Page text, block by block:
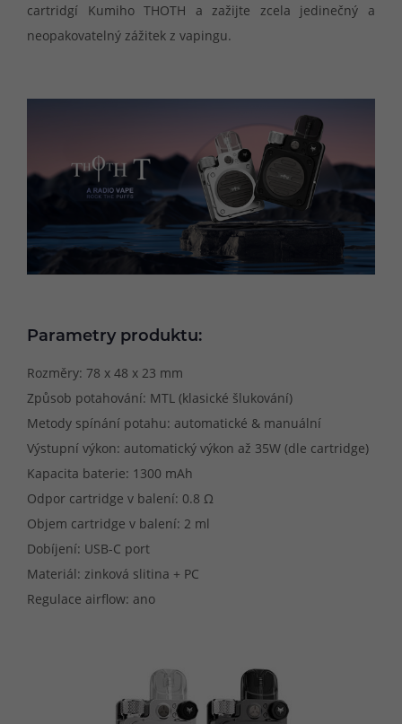
cartridgí Kumiho THOTH a zažijte zcela jedinečný a
neopakovatelný zážitek z vapingu.
Parametry produktu:
Rozměry: 78 x 48 x 23 mm
Způsob potahování: MTL (klasické šlukování)
Metody spínání potahu: automatické & manuální
Výstupní výkon: automatický výkon až 35W (dle cartridge)
Kapacita baterie: 1300 mAh
Odpor cartridge v balení: 0.8 Ω
Objem cartridge v balení: 2 ml
Dobíjení: USB-C port
Materiál: zinková slitina + PC
Regulace airflow: ano